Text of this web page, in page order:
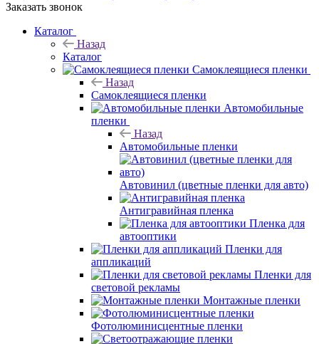
Заказать звонок
Каталог
Назад
Каталог
Самоклеящиеся пленки
Назад
Самоклеящиеся пленки
Автомобильные
пленки
Назад
Автомобильные пленки
Автовинил (цветные пленки для авто)
Антигравийная пленка
Пленка для
автооптики
Пленки для
аппликаций
Пленки для
световой рекламы
Монтажные пленки
Фотолюминисцентные пленки